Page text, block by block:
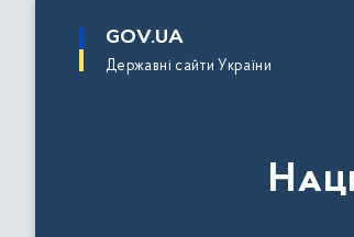
основного
GOV.UA
Державні сайти України